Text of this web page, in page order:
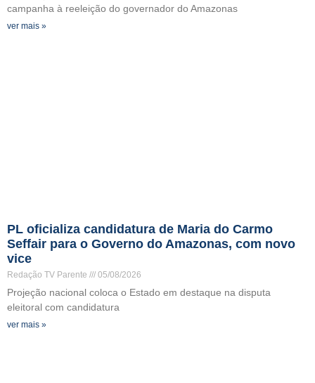
campanha à reeleição do governador do Amazonas
ver mais »
PL oficializa candidatura de Maria do Carmo
Seffair para o Governo do Amazonas, com novo
vice
Redação TV Parente 05/08/2026
Projeção nacional coloca o Estado em destaque na disputa
eleitoral com candidatura
ver mais »